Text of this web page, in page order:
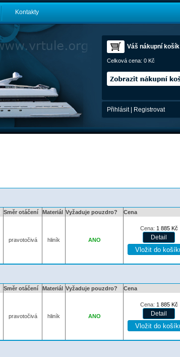
Kontakty
Váš nákupní košík
Celková cena: 0 Kč
Přihlásit| Registrovat
Směr otáčení Materiál Vyžaduje pouzdro? Cena
pravotočivá hliník ANO
Cena: 1 885 Kč
Směr otáčení Materiál Vyžaduje pouzdro? Cena
pravotočivá hliník ANO
Cena: 1 885 Kč